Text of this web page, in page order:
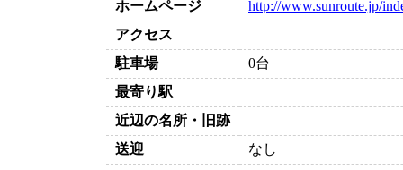
ホームページ
http://www.sunroute.jp/
アクセス
駐車場
0台
最寄り駅
近辺の名所・旧跡
送迎
なし